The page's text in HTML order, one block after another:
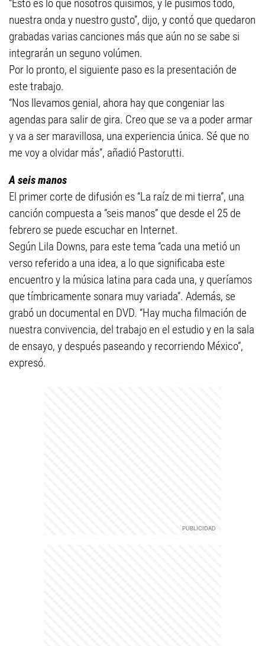
“Esto es lo que nosotros quisimos, y le pusimos todo,
nuestra onda y nuestro gusto”, dijo, y contó que quedaron
grabadas varias canciones más que aún no se sabe si
integrarán un seguno volúmen.
Por lo pronto, el siguiente paso es la presentación de
este trabajo.
“Nos llevamos genial, ahora hay que congeniar las
agendas para salir de gira. Creo que se va a poder armar
y va a ser maravillosa, una experiencia única. Sé que no
me voy a olvidar más”, añadió Pastorutti.
A seis manos
El primer corte de difusión es “La raíz de mi tierra”, una
canción compuesta a “seis manos” que desde el 25 de
febrero se puede escuchar en Internet.
Según Lila Downs, para este tema “cada una metió un
verso referido a una idea, a lo que significaba este
encuentro y la música latina para cada una, y queríamos
que tímbricamente sonara muy variada”. Además, se
grabó un documental en DVD. “Hay mucha filmación de
nuestra convivencia, del trabajo en el estudio y en la sala
de ensayo, y después paseando y recorriendo México”,
expresó.